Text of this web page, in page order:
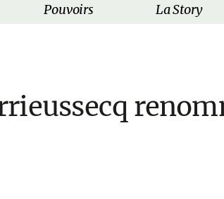
Pouvoirs La Story